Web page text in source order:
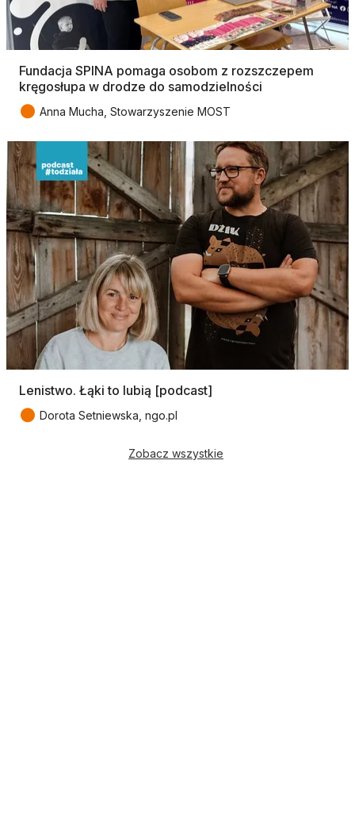
Fundacja SPINA pomaga osobom z rozszczepem
kręgosłupa w drodze do samodzielności
● Anna Mucha, Stowarzyszenie MOST
Lenistwo. Łąki to lubią [podcast]
● Dorota Setniewska, ngo.pl
Zobacz wszystkie